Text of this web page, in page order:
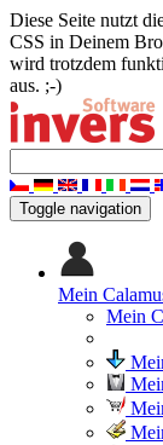
Diese Seite nutzt
CSS in Deinem
wird trotzdem
aus. ;-)
Toggle navigation
Mein
Mein